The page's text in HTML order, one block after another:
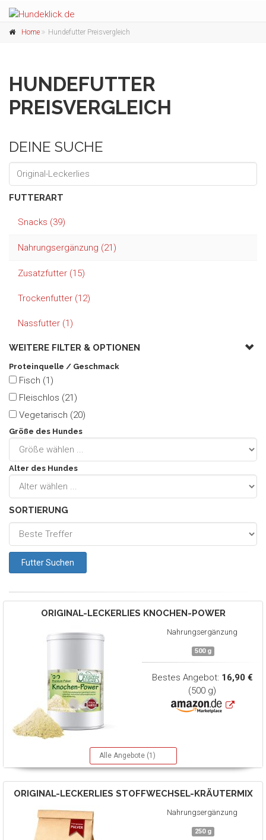
Home Hundefutter Preisvergleich
HUNDEFUTTER
PREISVERGLEICH
DEINE SUCHE
FUTTERART
Snacks (39)
Nahrungsergänzung (21)
Zusatzfutter (15)
Trockenfutter (12)
Nassfutter (1)
WEITERE FILTER & OPTIONEN
Proteinquelle / Geschmack
Fisch (1)
Fleischlos (21)
Vegetarisch (20)
Größe des Hundes
Alter des Hundes
SORTIERUNG
ORIGINAL-LECKERLIES KNOCHEN-POWER
Nahrungsergänzung
500 g
Bestes Angebot: 16,90 €
(500 g)
Alle Angebote (1)
ORIGINAL-LECKERLIES STOFFWECHSEL-KRÄUTERMIX
Nahrungsergänzung
250 g